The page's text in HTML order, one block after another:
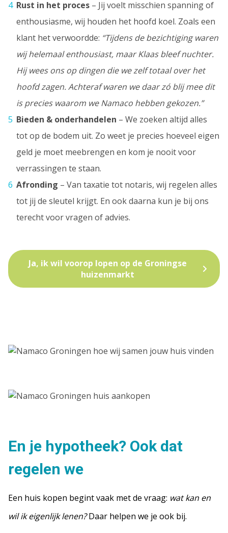
Rust in het proces – Jij voelt misschien spanning of
enthousiasme, wij houden het hoofd koel. Zoals een
klant het verwoordde: “Tijdens de bezichtiging waren
wij helemaal enthousiast, maar Klaas bleef nuchter.
Hij wees ons op dingen die we zelf totaal over het
hoofd zagen. Achteraf waren we daar zó blij mee dit
is precies waarom we Namaco hebben gekozen.”
Bieden & onderhandelen – We zoeken altijd alles
tot op de bodem uit. Zo weet je precies hoeveel eigen
geld je moet meebrengen en kom je nooit voor
verrassingen te staan.
Afronding – Van taxatie tot notaris, wij regelen alles
tot jij de sleutel krijgt. En ook daarna kun je bij ons
terecht voor vragen of advies.
Ja, ik wil voorop lopen op de Groningse
huizenmarkt
En je hypotheek? Ook dat
regelen we
Een huis kopen begint vaak met de vraag: wat kan en
wil ik eigenlijk lenen?Daar helpen we je ook bij.